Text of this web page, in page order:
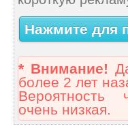
Нажмите для
* Внимание!
более 2 лет
Вероятность
очень низкая.